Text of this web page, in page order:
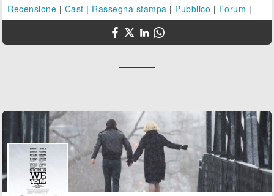
Recensione | Cast | Rassegna stampa | Pubblico | Forum |